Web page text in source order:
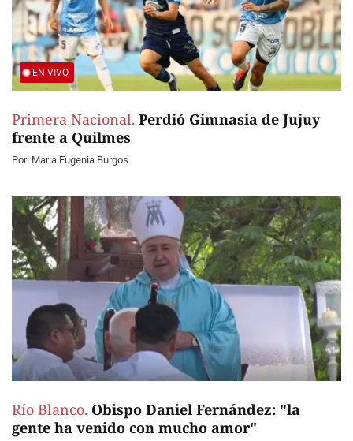
EN VIVO
Primera Nacional. Perdió Gimnasia de Jujuy
frente a Quilmes
Por Maria Eugenia Burgos
Río Blanco. Obispo Daniel Fernández: "la
gente ha venido con mucho amor"